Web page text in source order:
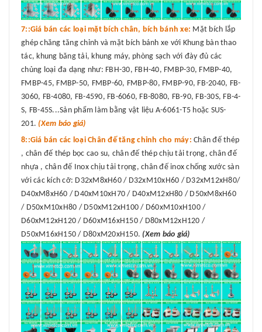
7::Giá bán các loại mặt bích chân, bích bánh xe: Mặt bích lắp
ghép chăng tăng chỉnh và mặt bích bánh xe với Khung bàn thao
tác, khung băng tải, khung máy, phòng sạch với đày đủ các
chủng loại đa dạng như: FBH-30, FBH-40, FMBP-30, FMBP-40,
FMBP-45, FMBP-50, FMBP-60, FMBP-80, FMBP-90, FB-2040, FB-
3060, FB-4080, FB-4590, FB-6060, FB-8080, FB-90, FB-30S, FB-4-
S, FB-45S...Sản phẩm làm bằng vật liệu A-6061-T5 hoặc SUS-
201. (Xem báo giá)
8::Giá bán các loại Chân đế tăng chỉnh cho máy: Chân đế thép
, chân đế thép bọc cao su, chân đế thép chịu tải trọng, chân đế
nhựa , chân đế Inox chịu tải trọng, chân đế inox chống xước sàn
với các kích cỡ: D32xM8xH60 / D32xM10xH60 / D32xM12xH80/
D40xM8xH60 / D40xM10xH70 / D40xM12xH80 / D50xM8xH60
/ D50xM10xH80 / D50xM12xH100 / D60xM10xH100 /
D60xM12xH120 / D60xM16xH150 / D80xM12xH120 /
D50xM16xH150 / D80xM20xH150. (Xem báo giá)